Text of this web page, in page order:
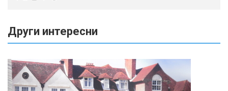
Други интересни